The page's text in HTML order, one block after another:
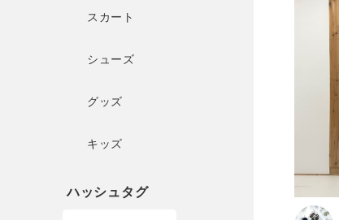
スカート
シューズ
グッズ
キッズ